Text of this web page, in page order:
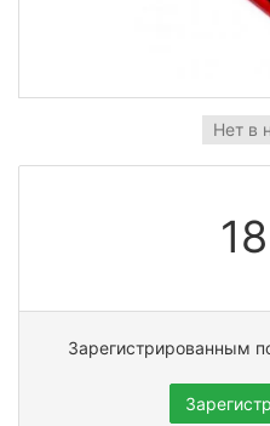
Нет в
18
Зарегистрированным